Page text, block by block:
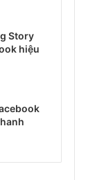
Story
hiệu